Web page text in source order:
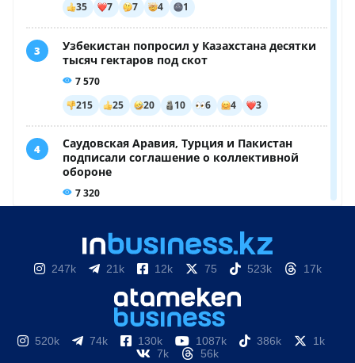
247k 21k 12k 75 523k 17k
520k 74k 130k 1087k 386k
1k
7k
56k